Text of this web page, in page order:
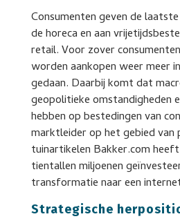
Consumenten geven de
de horeca en aan
retail. Voor zover
worden aankopen weer meer
gedaan. Daarbij komt dat
geopolitieke omstandigheden
hebben op bestedingen van
marktleider op het gebied van
tuinartikelen Bakker.com
tientallen miljoenen
transformatie naar een
Strategische